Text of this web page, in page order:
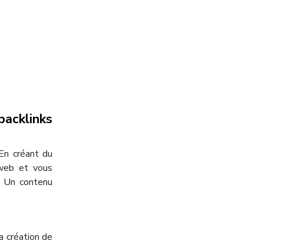
créant du
et vous
contenu
création de